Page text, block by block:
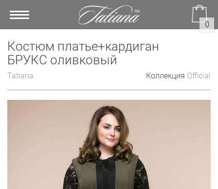
Toggle
0
Костюм платье+кардиган
БРУКС оливковый
Tatiana Коллекция Official